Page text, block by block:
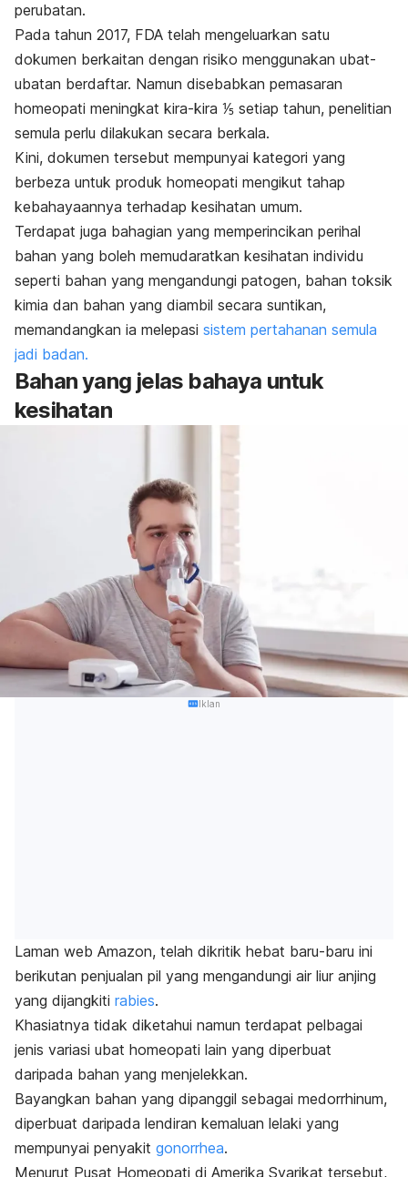
perubatan.
Pada tahun 2017, FDA telah mengeluarkan satu
dokumen berkaitan dengan risiko menggunakan ubat-
ubatan berdaftar. Namun disebabkan pemasaran
homeopati meningkat kira-kira ⅕ setiap tahun, penelitian
semula perlu dilakukan secara berkala.
Kini, dokumen tersebut mempunyai kategori yang
berbeza untuk produk homeopati mengikut tahap
kebahayaannya terhadap kesihatan umum.
Terdapat juga bahagian yang memperincikan perihal
bahan yang boleh memudaratkan kesihatan individu
seperti bahan yang mengandungi patogen, bahan toksik
kimia dan bahan yang diambil secara suntikan,
memandangkan ia melepasi sistem pertahanan semula
jadi badan.
Bahan yang jelas bahaya untuk
kesihatan
Iklan
Laman web Amazon, telah dikritik hebat baru-baru ini
berikutan penjualan pil yang mengandungi air liur anjing
yang dijangkiti rabies.
Khasiatnya tidak diketahui namun terdapat pelbagai
jenis variasi ubat homeopati lain yang diperbuat
daripada bahan yang menjelekkan.
Bayangkan bahan yang dipanggil sebagai medorrhinum,
diperbuat daripada lendiran kemaluan lelaki yang
mempunyai penyakit gonorrhea.
Menurut Pusat Homeopati di Amerika Syarikat tersebut,